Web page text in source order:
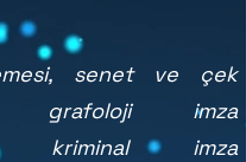
senet ve çek
grafoloji imza
kriminal imza